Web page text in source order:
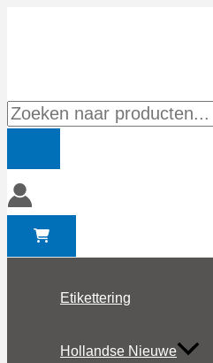
Producten
Etikettering
Hollandse Nieuwe